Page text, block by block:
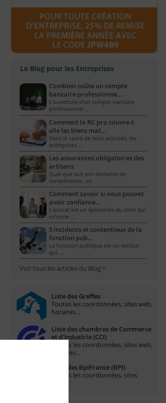
Le Blog pour les Entreprises
Combien coûte un compte
bancaire professionne…
L’ouverture d’un compte bancaire
professionnel …
Comment la RC pro couvre-t-
elle les biens mat…
Dans le cadre de leurs activités, les
entreprises …
Les assurances obligatoires des
artisans
Quel que soit son domaine de
compétences, un …
Comment savoir si vous pouvez
avoir confiance…
L'avocat est un spécialiste du droit qui
informe …
5 incidents et contentieux de la
fonction pub…
La fonction publique est un secteur
qui, …
Voir tous les articles du Blog >
Liste des Greffes
Toutes les coordonnées, sites web,
horaires...
Liste des chambres de Commerce
et d'Industrie (CCI)
Toutes les coordonnées, sites web,
horaires...
Liste des BpiFrance (BPI)
Toutes les coordonnées, sites